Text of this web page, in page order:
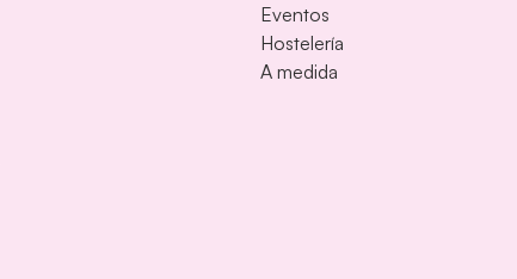
Eventos
Hostelería
A medida